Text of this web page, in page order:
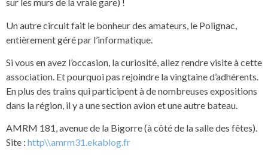
Un autre circuit fait le bonheur des amateurs, le Polignac,
entièrement géré par l’informatique.
Si vous en avez l’occasion, la curiosité, allez rendre visite à cette
association. Et pourquoi pas rejoindre la vingtaine d’adhérents.
En plus des trains qui participent à de nombreuses expositions
dans la région, il y a une section avion et une autre bateau.
AMRM 181, avenue de la Bigorre (à côté de la salle des fêtes).
Site : http\\amrm31.ekablog.fr